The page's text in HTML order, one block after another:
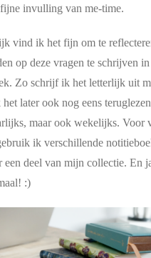
invulling van me-time.
vind ik het fijn om te
op deze vragen te schrijven
Zo schrijf ik het letterlijk uit
het later ook nog eens
maar ook wekelijks. Voor
ik verschillende
een deel van mijn collectie. En
:)